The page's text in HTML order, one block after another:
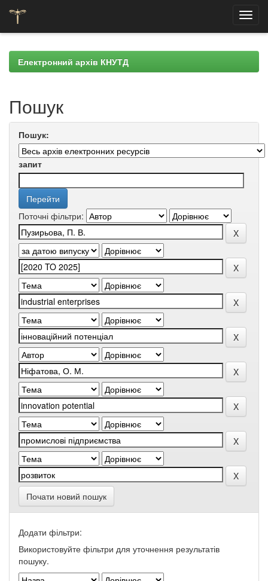
navigationЕлектронний архів КНУТД
Пошук
Пошук:
запит
Поточні фільтри:
Почати новий пошук
Додати фільтри:
Використовуйте фільтри для уточнення результатів
пошуку.